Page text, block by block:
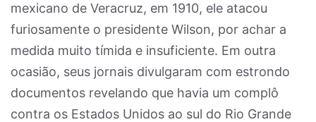
mexicano de Veracruz, em 1910, ele atacou
furiosamente o presidente Wilson, por achar a
medida muito tímida e insuficiente. Em outra
ocasião, seus jornais divulgaram com estrondo
documentos revelando que havia um complô
contra os Estados Unidos ao sul do Rio Grande